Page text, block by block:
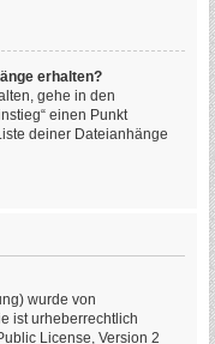
erhalten?
gehe in den
einen Punkt
deiner Dateianhänge
wurde von
ist urheberrechtlich
License, Version 2